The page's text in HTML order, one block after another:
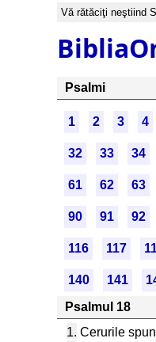
Vă rătăciţi neştiind
Psalmi
1 2 3 4
32 33 34
61 62 63
90 91 92
116 117
140 141
Psalmul 18
1. Cerurile